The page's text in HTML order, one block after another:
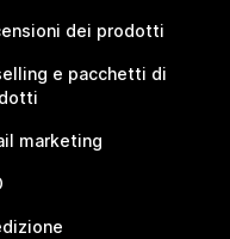
dei prodotti
e pacchetti di
marketing